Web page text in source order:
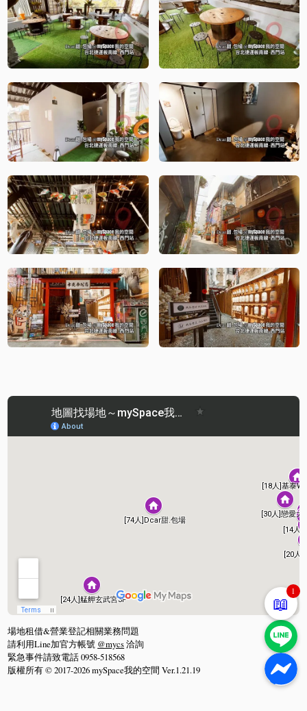
場地租借&營業登記相關業務問題
請利用Line加官方帳號 @mycs洽詢
緊急事件請致電話 0958-518568
版權所有 © 2017-2026 mySpace我的空間 Ver.1.21.19
📖
1